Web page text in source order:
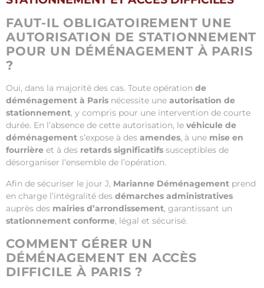
FAUT-IL OBLIGATOIREMENT UNE
AUTORISATION DE STATIONNEMENT
POUR UN DÉMÉNAGEMENT À PARIS
?
Oui, dans la majorité des cas. Toute opération de
déménagement à Paris nécessite une autorisation de
stationnement, y compris pour une intervention de courte
durée. En l’absence de cette autorisation, le véhicule de
déménagement s’expose à des amendes, à une mise en
fourrière et à des retards significatifs susceptibles de
désorganiser l’ensemble de l’opération.
Afin de sécuriser le jour J, Marianne Déménagement prend
en charge l’intégralité des démarches administratives
auprès des mairies d’arrondissement, garantissant un
stationnement conforme, légal et sécurisé.
COMMENT GÉRER UN
DÉMÉNAGEMENT EN ACCÈS
DIFFICILE À PARIS ?